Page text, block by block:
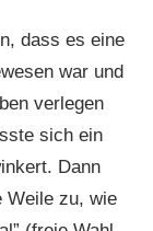
dass es eine
war und
verlegen
sich ein
Dann
Weile zu, wie